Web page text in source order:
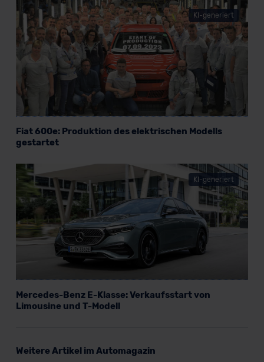
KI-generiert
Fiat 600e: Produktion des elektrischen Modells
gestartet
KI-generiert
Mercedes-Benz E-Klasse: Verkaufsstart von
Limousine und T-Modell
Weitere Artikel im Automagazin